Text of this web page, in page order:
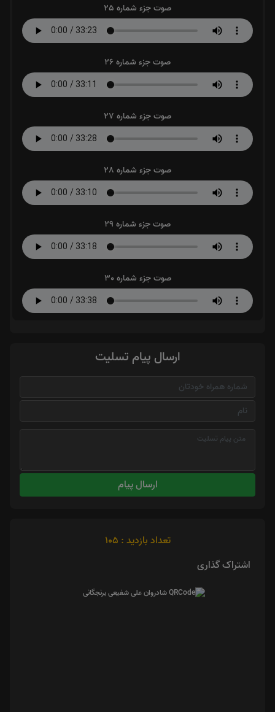
صوت جزء شماره 25
صوت جزء شماره 26
صوت جزء شماره 27
صوت جزء شماره 28
صوت جزء شماره 29
صوت جزء شماره 30
ارسال پیام تسلیت
ارسال پیام
تعداد بازدید : 105
اشتراک گذاری